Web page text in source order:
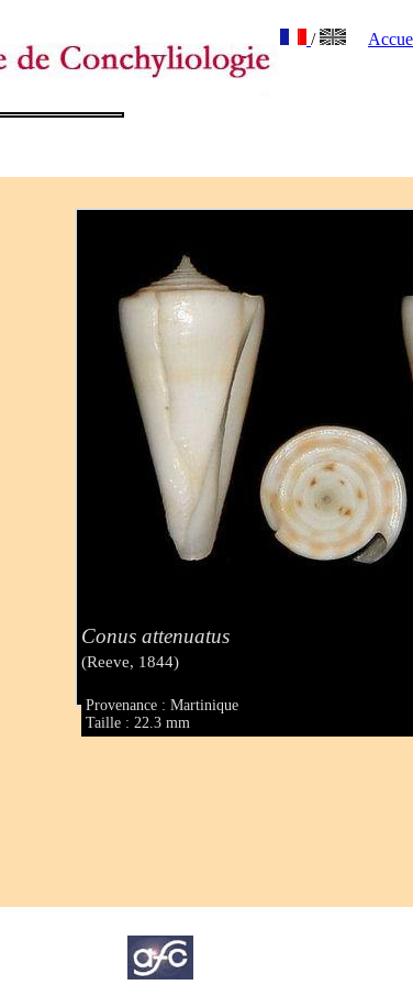
/
Conus attenuatus
(Reeve, 1844)
Provenance : Martinique
Taille : 22.3 mm